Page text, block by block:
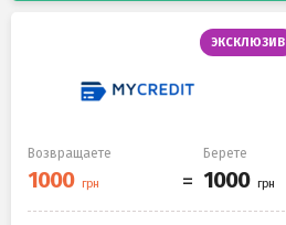
ЭКСКЛЮЗИВ
Возвращаете Берете